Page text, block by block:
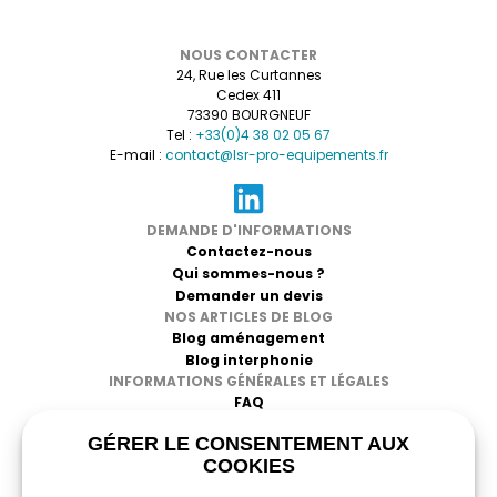
NOUS CONTACTER
24, Rue les Curtannes
Cedex 411
73390 BOURGNEUF
Tel : +33(0)4 38 02 05 67
E-mail : contact@lsr-pro-equipements.fr
DEMANDE D'INFORMATIONS
Contactez-nous
Qui sommes-nous ?
Demander un devis
NOS ARTICLES DE BLOG
Blog aménagement
Blog interphonie
INFORMATIONS GÉNÉRALES ET LÉGALES
FAQ
Mentions légales
Politique de confidentialité
GÉRER LE CONSENTEMENT AUX
COOKIES